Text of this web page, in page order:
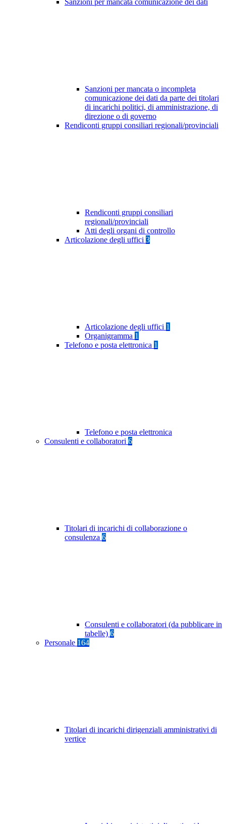
Sanzioni per mancata comunicazione dei dati
Sanzioni per mancata o incompleta
comunicazione dei dati da parte dei titolari
di incarichi politici, di amministrazione, di
direzione o di governo
Rendiconti gruppi consiliari regionali/provinciali
Rendiconti gruppi consiliari
regionali/provinciali
Atti degli organi di controllo
Articolazione degli uffici 3
Articolazione degli uffici 1
Organigramma 1
Telefono e posta elettronica 1
Telefono e posta elettronica
Consulenti e collaboratori 6
Titolari di incarichi di collaborazione o
consulenza 6
Consulenti e collaboratori (da pubblicare in
tabelle) 6
Personale 164
Titolari di incarichi dirigenziali amministrativi di
vertice